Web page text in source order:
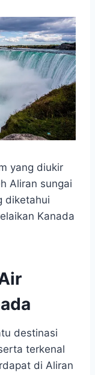
yang diukir
Aliran sungai
diketahui
Kanada
destinasi
terkenal
di Aliran